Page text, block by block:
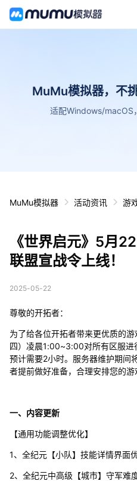
MuMu模拟器，不
适配Windows/macOS
MuMu模拟器 活动资讯 游
《世界启元》5月
联盟宣战令上线！
2025-05-22
尊敬的开拓者：
为了给各位开拓者带来更优质的
四）凌晨1:00~3:00对所有区服进
预计需要2小时。服务器维护期间
者提前做好准备，合理安排您的游
一、内容更新
【通用功能调整优化】
1、全纪元【小队】技能详情界面优
2、全纪元中高级【城市】守军难